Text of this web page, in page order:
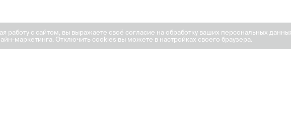
с сайтом, вы выражаете своё согласие на обработку ваших персональных
маркетинга. Отключить cookies вы можете в настройках своего браузера.